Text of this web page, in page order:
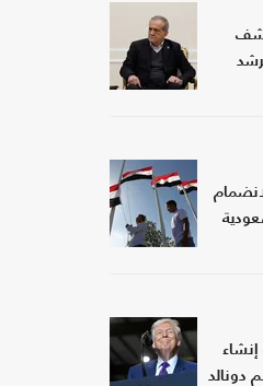
إنشاء
دونالد